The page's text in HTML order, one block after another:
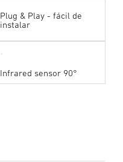
Plug & Play - fácil de
instalar
Infrared sensor 90°